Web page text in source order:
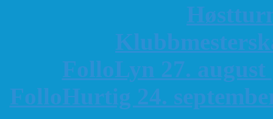
K
FolloLyn 27. august
FolloHurtig 24.